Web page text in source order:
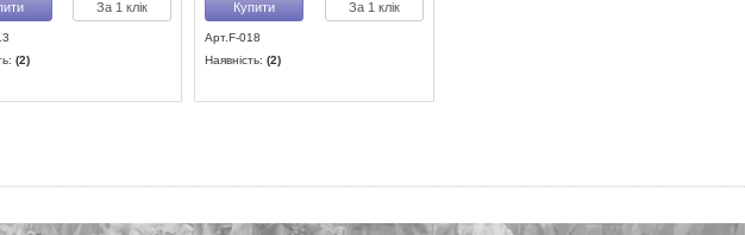
За 1 клік
(2)
За 1 клік
Арт.F-018
Наявність:(2)